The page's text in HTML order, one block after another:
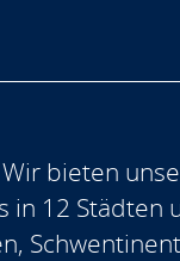
bieten
12 Städten